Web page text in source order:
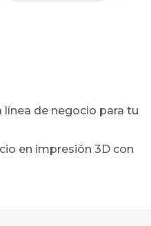
línea de negocio para tu
en impresión 3D con